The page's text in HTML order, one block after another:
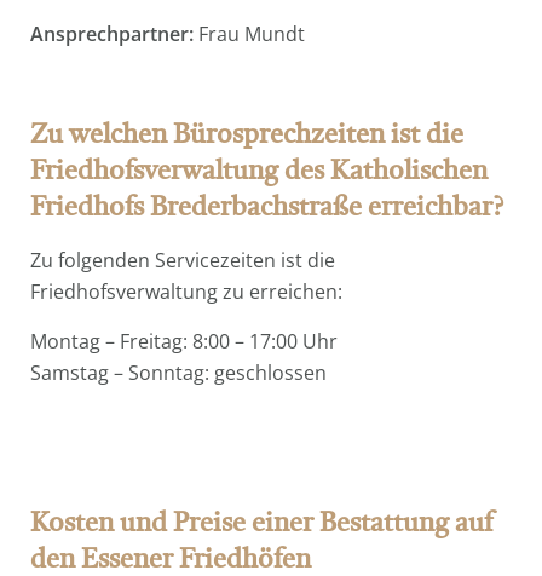
Ansprechpartner: Frau Mundt
Zu welchen Bürosprechzeiten ist die
Friedhofsverwaltung des Katholischen
Friedhofs Brederbachstraße erreichbar?
Zu folgenden Servicezeiten ist die
Friedhofsverwaltung zu erreichen:
Montag – Freitag: 8:00 – 17:00 Uhr
Samstag – Sonntag: geschlossen
Kosten und Preise einer Bestattung auf
den Essener Friedhöfen